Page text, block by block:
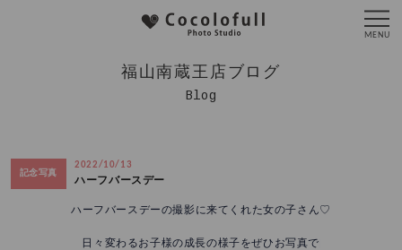
福山南蔵王店ブログ
Blog
記念写真
2022/10/13
ハーフバースデー
ハーフバースデーの撮影に来てくれた女の子さん♡
日々変わるお子様の成長の様子をぜひお写真で♩